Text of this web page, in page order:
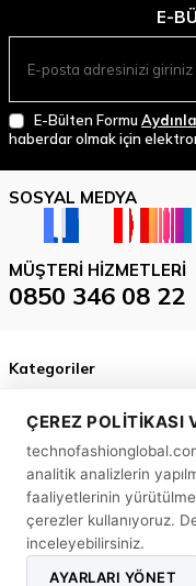
ÇEREZ POLITIKASI
analitik analizlerin
faaliyetlerinin
çerezler kullanıyoruz.
inceleyebilirsiniz.
AYARLARI YÖNET
E-
E-Bülten Formu
haberdar olmak için
SOSYAL MEDYA
MÜŞTERI HIZMETLERI
0850 346 08 22
Kategoriler
Önemli Bilgiler
Hızlı Erişim
MASLAK MAH. BİLİM
SARIYER/ İSTANBUL
0850 346 08 22